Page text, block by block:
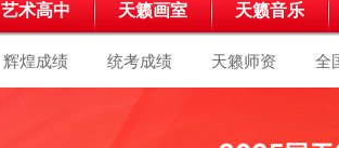
艺术高中 天籁画室 天籁音乐
辉煌成绩 统考成绩 天籁师资 全